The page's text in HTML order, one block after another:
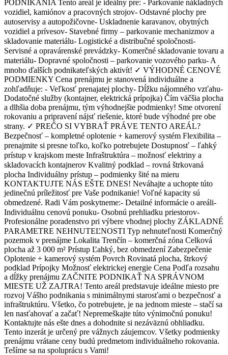
PODNIKANIA Tento areál je ideálny pre: - Parkovanie nákladných
vozidiel, kamiónov a pracovných strojov - Odstavné plochy pre
autoservisy a autopožičovne - Uskladnenie karavanov, obytných
vozidiel a prívesov - Stavebné firmy – parkovanie mechanizmov a
skladovanie materiálu - Logistické a distribučné spoločnosti -
Servisné a opravárenské prevádzky - Komerčné skladovanie tovaru a
materiálu - Dopravné spoločnosti – parkovanie vozového parku - A
mnoho ďalších podnikateľských aktivít! ✓ VÝHODNÉ CENOVÉ
PODMIENKY Cena prenájmu je stanovená individuálne a
zohľadňuje: - Veľkosť prenajatej plochy - Dĺžku nájomného vzťahu -
Dodatočné služby (kontajner, elektrická prípojka) Čím väčšia plocha
a dlhšia doba prenájmu, tým výhodnejšie podmienky! Sme otvorení
rokovaniu a pripravení nájsť riešenie, ktoré bude výhodné pre obe
strany. ✓ PREČO SI VYBRAŤ PRÁVE TENTO AREÁL?
Bezpečnosť – kompletné oplotenie + kamerový systém Flexibilita –
prenajmite si presne toľko, koľko potrebujete Dostupnosť – ľahký
prístup v krajskom meste Infraštruktúra – možnosť elektriny a
skladovacích kontajnerov Kvalitný podklad – rovná štrkovaná
plocha Individuálny prístup – podmienky šité na mieru
KONTAKTUJTE NÁS EŠTE DNES! Neváhajte a uchopte túto
jedinečnú príležitosť pre Vaše podnikanie! Voľné kapacity sú
obmedzené. Radi Vám poskytneme: - Detailné informácie o areáli -
Individuálnu cenovú ponuku - Osobnú prehliadku priestorov -
Profesionálne poradenstvo pri výbere vhodnej plochy ZÁKLADNÉ
PARAMETRE NEHNUTEĽNOSTI Typ nehnuteľnosti Komerčný
pozemok v prenájme Lokalita Trenčín – komerčná zóna Celková
plocha až 3 000 m² Prístup Ľahký, bez obmedzení Zabezpečenie
Oplotenie + kamerový systém Povrch Rovinatá plocha, štrkový
podklad Prípojky Možnosť elektrickej energie Cena Podľa rozsahu
a dĺžky prenájmu ZAČNITE PODNIKAŤ NA SPRÁVNOM
MIESTE UŽ ZAJTRA! Tento areál predstavuje ideálne miesto pre
rozvoj Vášho podnikania s minimálnymi starosťami o bezpečnosť a
infraštruktúru. Všetko, čo potrebujete, je na jednom mieste – stačí sa
len nasťahovať a začať! Nepremeškajte túto výnimočnú ponuku!
Kontaktujte nás ešte dnes a dohodnite si nezáväznú obhliadku.
Tento inzerát je určený pre vážnych záujemcov. Všetky podmienky
prenájmu vrátane ceny budú predmetom individuálneho rokovania.
Tešíme sa na spoluprácu s Vami!